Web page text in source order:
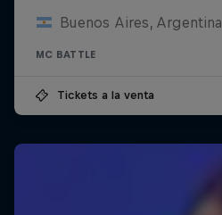
Buenos Aires, Argentina
MC BATTLE
Tickets a la venta